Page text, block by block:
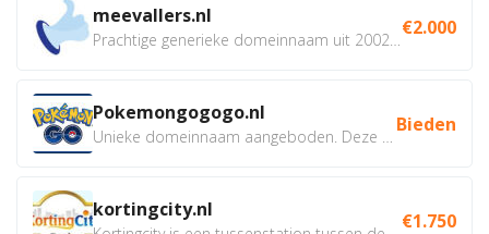
meevallers.nl €2.000
Pokemongogogo.nl Bieden
kortingcity.nl €1.750